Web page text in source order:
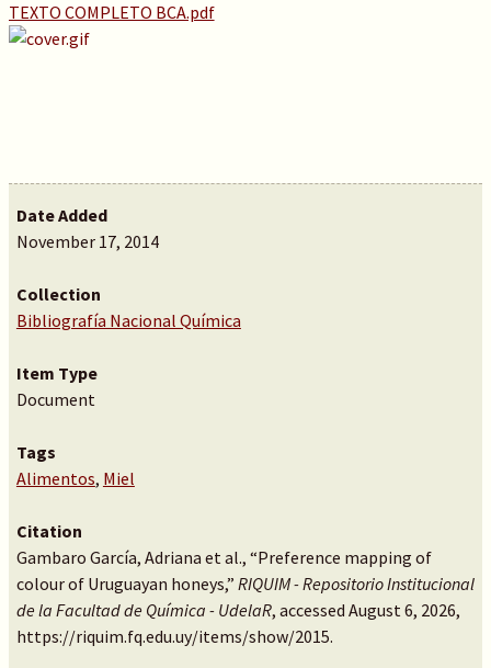
TEXTO COMPLETO BCA.pdf
Date Added
November 17, 2014
Collection
Bibliografía Nacional Química
Item Type
Document
Tags
Alimentos, Miel
Citation
Gambaro García, Adriana et al., “Preference mapping of
colour of Uruguayan honeys,” RIQUIM - Repositorio Institucional
de la Facultad de Química - UdelaR, accessed August 6, 2026,
https://riquim.fq.edu.uy/items/show/2015.